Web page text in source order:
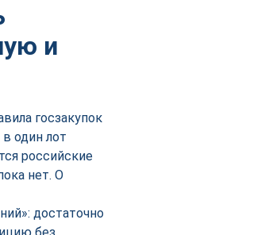
и
госзакупок
один лот
российские
нет. О
достаточно